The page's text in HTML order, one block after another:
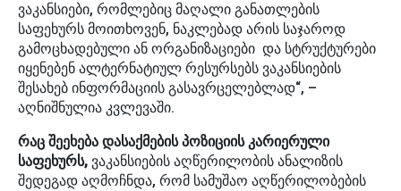
ვაკანსიები, რომლებიც მაღალი განათლების
საფეხურს მოითხოვენ, ნაკლებად არის საჯაროდ
გამოცხადებული ან ორგანიზაციები და სტრუქტურები
იყენებენ ალტერნატიულ რესურსებს ვაკანსიების
შესახებ ინფორმაციის გასავრცელებლად“, –
აღნიშნულია კვლევაში.
რაც შეეხება დასაქმების პოზიციის კარიერული
საფეხურს, ვაკანსიების აღწერილობის ანალიზის
შედეგად აღმოჩნდა, რომ სამუშაო აღწერილობების